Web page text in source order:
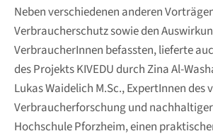
Neben verschiedenen anderen
Verbraucherschutz sowie den
VerbraucherInnen befassten, lieferte
des Projekts KIVEDU durch Zina Al-
Lukas Waidelich M.Sc., ExpertInnen
Verbraucherforschung und
Hochschule Pforzheim, einen